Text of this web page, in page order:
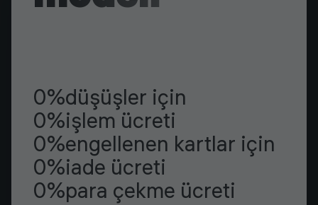
0%düşüşler için
0%işlem ücreti
0%engellenen kartlar için
0%iade ücreti
0%para çekme ücreti